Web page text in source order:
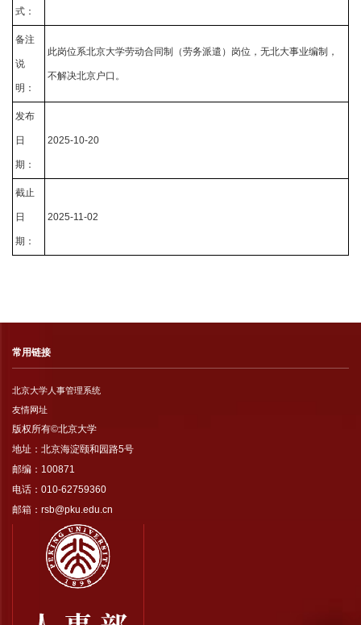
式：
备注
说
明：
此岗位系北京大学劳动合同制（劳务派遣）岗位，无北大事业编制，
不解决北京户口。
发布
日
期：
2025-10-20
截止
日
期：
2025-11-02
常用链接
北京大学人事管理系统
友情网址
版权所有©北京大学
地址：北京海淀颐和园路5号
邮编：100871
电话：010-62759360
邮箱：rsb@pku.edu.cn